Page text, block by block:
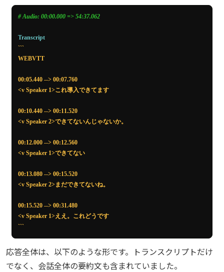
"documentPagesStandard"
5
"gpt-4.1-mini-input" 9750,
# Audio: 00:00.000 => 54:37.062
Transcript
```
WEBVTT
00:05.440 --> 00:07.760
<v Speaker 1>これ導入できてます
00:10.440 --> 00:11.520
<v Speaker 2>できてないんじゃないか。
00:12.000 --> 00:12.560
<v Speaker 1>できてない
00:13.080 --> 00:15.520
<v Speaker 2>まだできてないね。
00:15.520 --> 00:31.480
<v Speaker 1>ええ。これどうです
```
応答全体は、以下のような形です。トランスクリプトだけ
でなく、会話全体の要約文も含まれていました。